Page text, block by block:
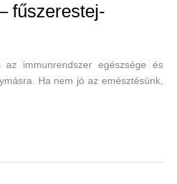
fűszerestej-
immunrendszer egészsége és
Ha nem jó az emésztésünk,